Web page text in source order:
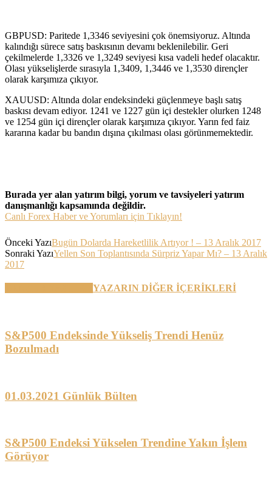
GBPUSD: Paritede 1,3346 seviyesini çok önemsiyoruz. Altında
kalındığı sürece satış baskısının devamı beklenilebilir. Geri
çekilmelerde 1,3326 ve 1,3249 seviyesi kısa vadeli hedef olacaktır.
Olası yükselişlerde sırasıyla 1,3409, 1,3446 ve 1,3530 dirençler
olarak karşımıza çıkıyor.
XAUUSD: Altında dolar endeksindeki güçlenmeye başlı satış
baskısı devam ediyor. 1241 ve 1227 gün içi destekler olurken 1248
ve 1254 gün içi dirençler olarak karşımıza çıkıyor. Yarın fed faiz
kararına kadar bu bandın dışına çıkılması olası görünmemektedir.
Burada yer alan yatırım bilgi, yorum ve tavsiyeleri yatırım
danışmanlığı kapsamında değildir.
Canlı Forex Haber ve Yorumları için Tıklayın!
Önceki YazıBugün Dolarda Hareketlilik Artıyor ! – 13 Aralık 2017
Sonraki YazıYellen Son Toplantısında Sürpriz Yapar Mı? – 13 Aralık
2017
YAZARIN DİĞER İÇERİKLERİ
S&P500 Endeksinde Yükseliş Trendi Henüz
Bozulmadı
01.03.2021 Günlük Bülten
S&P500 Endeksi Yükselen Trendine Yakın İşlem
Görüyor